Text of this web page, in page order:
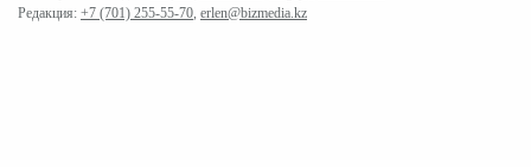
Редакция: +7 (701) 255-55-70 erlen@bizmedia.kz